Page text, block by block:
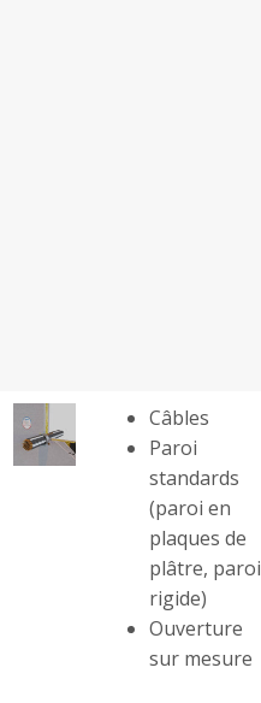
Câbles
Paroi
standards
(paroi en
plaques de
plâtre, paroi
rigide)
Ouverture
sur mesure